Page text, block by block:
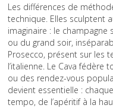
Les différences de
technique. Elles sculptent
imaginaire : le champagne
ou du grand soir,
Prosecco, présent sur les
l’italienne. Le Cava fédère
ou des rendez-vous
devient essentielle :
tempo, de l’apéritif à la